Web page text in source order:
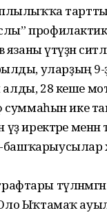
үтәүҙән
уларҙың
28 кеше
суммаһын ике
менән
Оло Ыҡтамаҡ